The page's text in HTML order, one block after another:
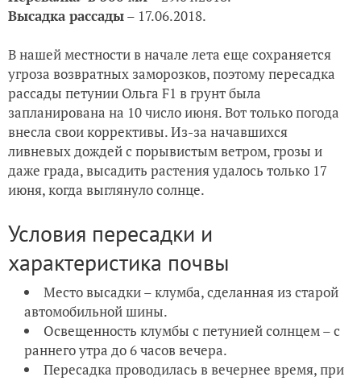
Высадка рассады– 17.06.2018.
В нашей местности в начале лета еще сохраняется
угроза возвратных заморозков, поэтому пересадка
рассады петунии Ольга F1 в грунт была
запланирована на 10 число июня. Вот только погода
внесла свои коррективы. Из-за начавшихся
ливневых дождей с порывистым ветром, грозы и
даже града, высадить растения удалось только 17
июня, когда выглянуло солнце.
Условия пересадки и
характеристика почвы
Место высадки – клумба, сделанная из старой
автомобильной шины.
Освещенность клумбы с петунией солнцем – с
раннего утра до 6 часов вечера.
Пересадка проводилась в вечернее время, при